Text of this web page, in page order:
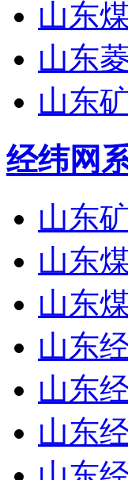
山东
山东
山东
经纬网
山东
山东
山东
山东
山东
山东